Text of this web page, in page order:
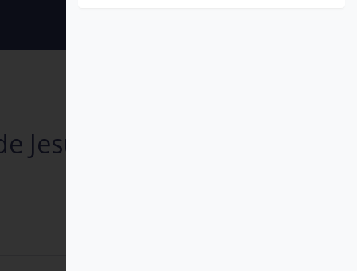
Jesús – 2026